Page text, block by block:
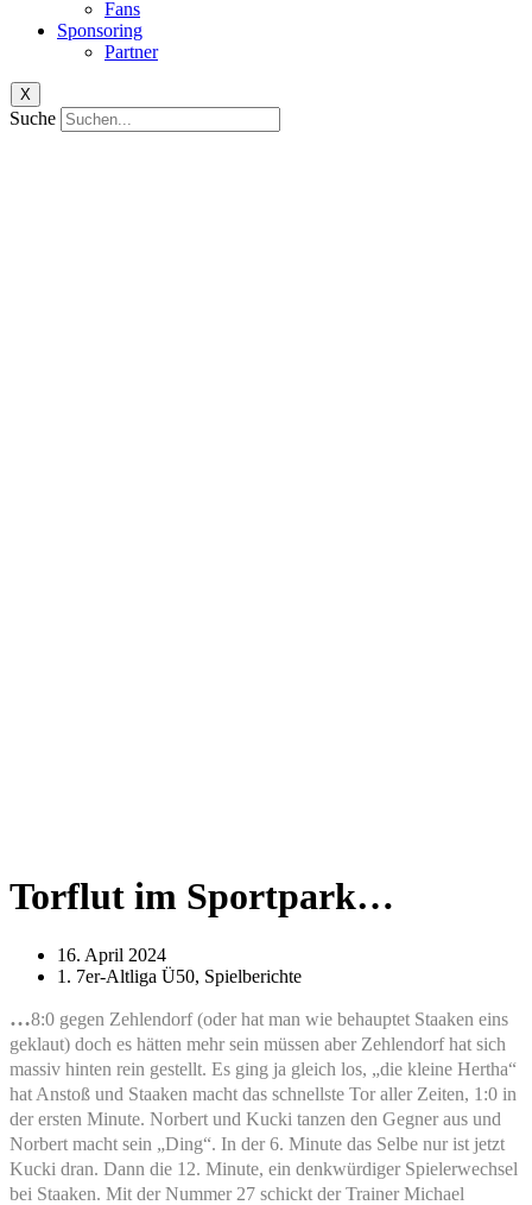
Fans
Sponsoring
Partner
X
Suche
Torflut im Sportpark…
16. April 2024
1. 7er-Altliga Ü50, Spielberichte
…8:0 gegen Zehlendorf (oder hat man wie behauptet Staaken eins
geklaut) doch es hätten mehr sein müssen aber Zehlendorf hat sich
massiv hinten rein gestellt. Es ging ja gleich los, „die kleine Hertha“
hat Anstoß und Staaken macht das schnellste Tor aller Zeiten, 1:0 in
der ersten Minute. Norbert und Kucki tanzen den Gegner aus und
Norbert macht sein „Ding“. In der 6. Minute das Selbe nur ist jetzt
Kucki dran. Dann die 12. Minute, ein denkwürdiger Spielerwechsel
bei Staaken. Mit der Nummer 27 schickt der Trainer Michael